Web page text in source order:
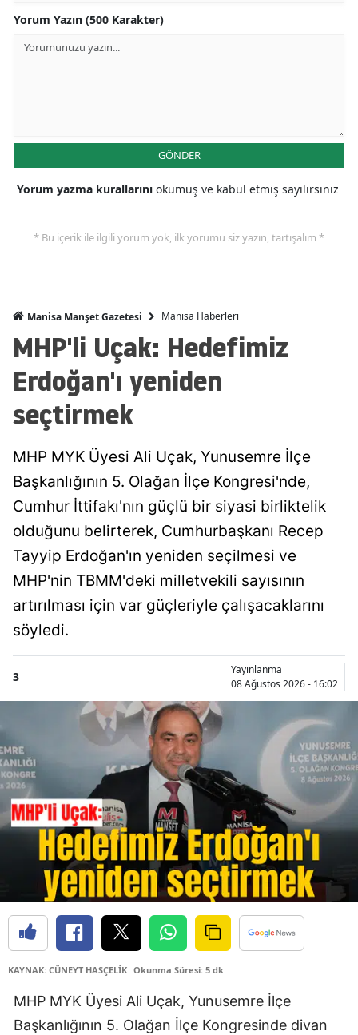
Yorum Yazın (500 Karakter)
GÖNDER
Yorum yazma kurallarını okumuş ve kabul etmiş sayılırsınız
* Bu içerik ile ilgili yorum yok, ilk yorumu siz yazın, tartışalım *
Manisa Manşet Gazetesi Manisa Haberleri
MHP'li Uçak: Hedefimiz
Erdoğan'ı yeniden
seçtirmek
MHP MYK Üyesi Ali Uçak, Yunusemre İlçe
Başkanlığının 5. Olağan İlçe Kongresi'nde,
Cumhur İttifakı'nın güçlü bir siyasi birliktelik
olduğunu belirterek, Cumhurbaşkanı Recep
Tayyip Erdoğan'ın yeniden seçilmesi ve
MHP'nin TBMM'deki milletvekili sayısının
artırılması için var güçleriyle çalışacaklarını
söyledi.
3
Yayınlanma
08 Ağustos 2026 - 16:02
KAYNAK: CÜNEYT HASÇELİK Okunma Süresi: 5 dk
MHP MYK Üyesi Ali Uçak, Yunusemre İlçe
Başkanlığının 5. Olağan İlçe Kongresinde divan